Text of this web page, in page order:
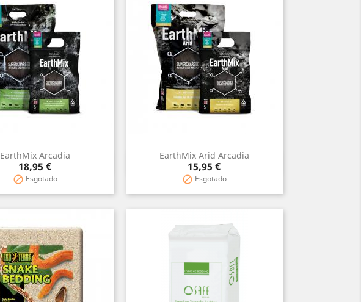
EarthMix Arcadia
Preço
18,95 €
 Esgotado
Vista rápida
EarthMix Arid Arcadia
Preço
15,95 €
 Esgotado
Vista rápida